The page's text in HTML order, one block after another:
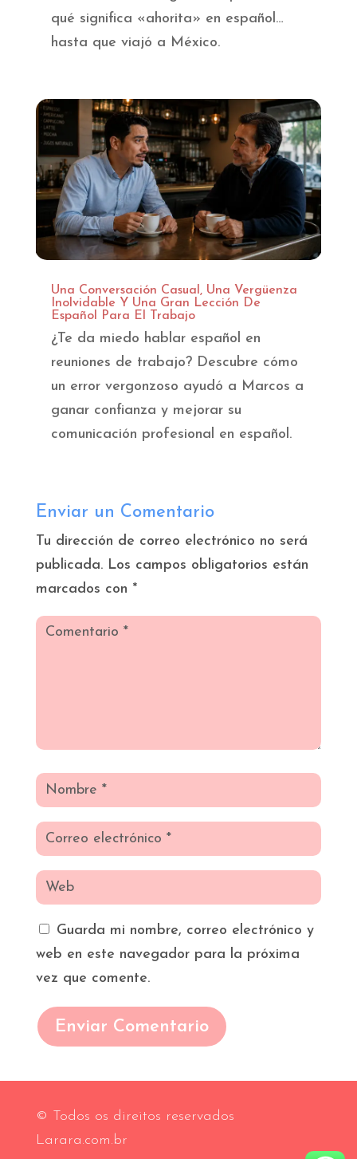
qué significa «ahorita» en español…
hasta que viajó a México.
Una Conversación Casual, Una Vergüenza
Inolvidable Y Una Gran Lección De
Español Para El Trabajo
¿Te da miedo hablar español en
reuniones de trabajo? Descubre cómo
un error vergonzoso ayudó a Marcos a
ganar confianza y mejorar su
comunicación profesional en español.
Enviar un Comentario
Tu dirección de correo electrónico no será
publicada. Los campos obligatorios están
marcados con *
Guarda mi nombre, correo electrónico y
web en este navegador para la próxima
vez que comente.
Enviar Comentario
© Todos os direitos reservados
Larara.com.br